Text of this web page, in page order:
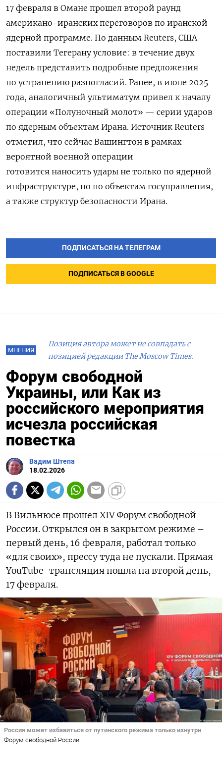
17 февраля в Омане прошел второй раунд
американо-иранских переговоров по иранской
ядерной программе. По данным Reuters, США
поставили Тегерану условие: в течение двух
недель представить подробные предложения
по устранению разногласий. Ранее, в июне 2025
года, аналогичный ультиматум привел к началу
операции «Полуночный молот» — серии ударов
по ядерным объектам Ирана. Источник Reuters
отметил, что сейчас Вашингтон в рамках
вероятной военной операции
готовится наносить удары не только по ядерной
инфраструктуре, но по объектам госуправления,
а также структур безопасности Ирана.
ПОДПИСАТЬСЯ НА ТЕЛЕГРАМ
ПОДПИСАТЬСЯ В GOOGLE
МНЕНИЯ
Позиция автора может не совпадать с
позицией редакции The Moscow Times.
Форум свободной
Украины, или Как из
российского мероприятия
исчезла российская
повестка
Вадим Штепа
18.02.2026
В Вильнюсе прошел XIV Форум свободной
России. Открылся он в закрытом режиме –
первый день, 16 февраля, работал только
«для своих», прессу туда не пускали. Прямая
YouTube-трансляция пошла на второй день,
17 февраля.
Россия может избавиться от путинского режима только изнутри
Форум свободной России